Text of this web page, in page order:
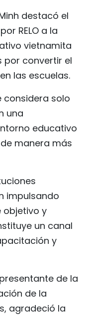
destacó el
RELO a la
vietnamita
por convertir el
las escuelas.
considera solo
una
educativo
manera más
impulsando
objetivo y
un canal
y
de la
de la
agradeció la